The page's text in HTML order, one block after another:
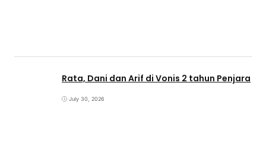
Rata, Dani dan Arif di Vonis 2 tahun Penjara
July 30, 2026